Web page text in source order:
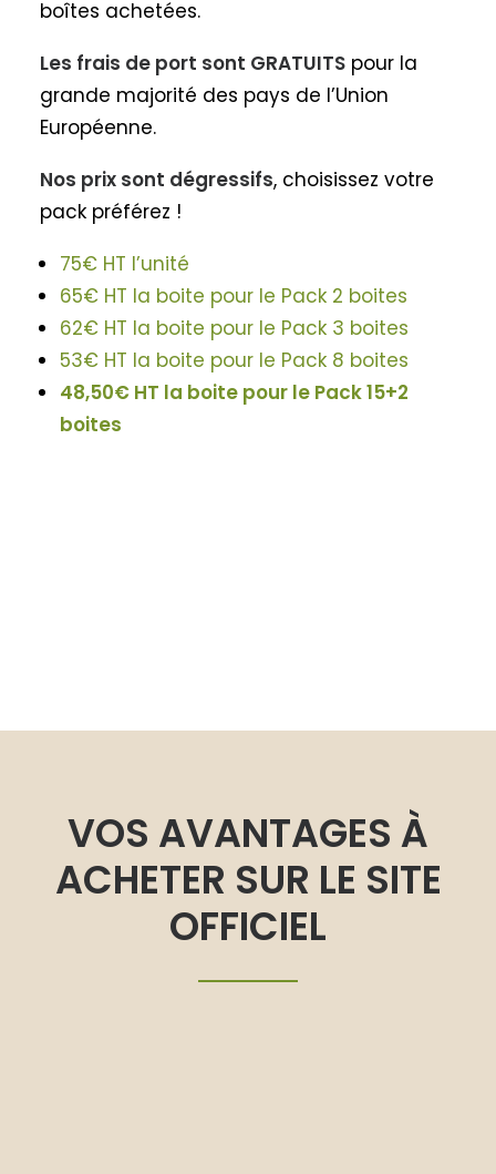
boîtes achetées.
Les frais de port sont GRATUITS pour la
grande majorité des pays de l’Union
Européenne.
Nos prix sont dégressifs, choisissez votre
pack préférez !
75€ HT l’unité
65€ HT la boite pour le Pack 2 boites
62€ HT la boite pour le Pack 3 boites
53€ HT la boite pour le Pack 8 boites
48,50€ HT la boite pour le Pack 15+2
boites
VOS AVANTAGES À
ACHETER SUR LE SITE
OFFICIEL